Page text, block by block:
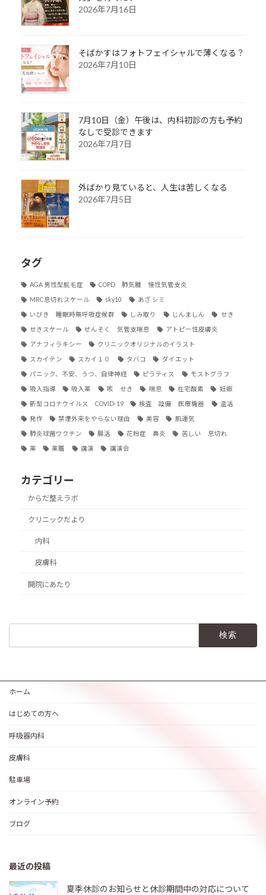
2026年7月16日
そばかすはフォトフェイシャルで薄くなる？
2026年7月10日
7月10日（金）午後は、内科初診の方も予約
なしで受診できます
2026年7月7日
外ばかり見ていると、人生は苦しくなる
2026年7月5日
タグ
AGA 男性型脱毛症 COPD 肺気腫 慢性気管支炎
MRC息切れスケール sky10 あざ シミ
いびき 睡眠時無呼吸症候群 しみ取り じんましん せき
せきスケール ぜんそく 気管支喘息 アトピー性皮膚炎
アナフィラキシー クリニックオリジナルのイラスト
スカイテン スカイ１０ タバコ ダイエット
パニック、不安、うつ、自律神経 ピラティス モストグラフ
吸入指導 吸入薬 咳 せき 喘息 在宅酸素 妊娠
新型コロナウイルス COVID-19 検査 設備 医療機器 温活
発作 禁煙外来をやらない理由 美容 肌運気
肺炎球菌ワクチン 腸活 花粉症 鼻炎 苦しい 息切れ
薬 薬膳 講演 講演会
カテゴリー
からだ整えラボ
クリニックだより
内科
皮膚科
開院にあたり
ホーム
はじめての方へ
呼吸器内科
皮膚科
駐車場
オンライン予約
ブログ
最近の投稿
夏季休診のお知らせと休診期間中の対応について